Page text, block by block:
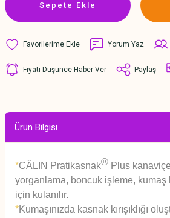
Sepete Ekle
Yorum Yaz
Fiyatı Düşünce Haber Ver Paylaş
Ürün Bilgisi
*CÂ LIN Pratikasnak® Plus
yorganlama, boncuk işleme, kumaş
için kulanılır.
*Kumaşınızda kasnak kırışıklığı